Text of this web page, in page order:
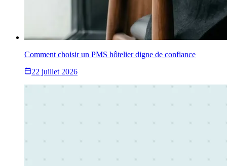
Comment choisir un PMS hôtelier digne de confiance
22 juillet 2026